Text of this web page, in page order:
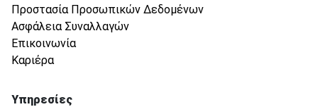
Προστασία Προσωπικών Δεδομένων
Ασφάλεια Συναλλαγών
Επικοινωνία
Καριέρα
Υπηρεσίες